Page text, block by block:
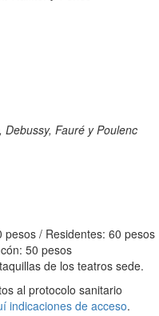
Fauré y Poulenc
/ Residentes: 60 pesos
50 pesos
de los teatros sede.
al protocolo sanitario
indicaciones de acceso.